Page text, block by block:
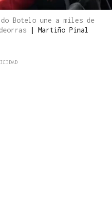
Botelo une a miles de
| Martiño Pinal